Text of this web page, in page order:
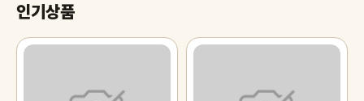
인기상품